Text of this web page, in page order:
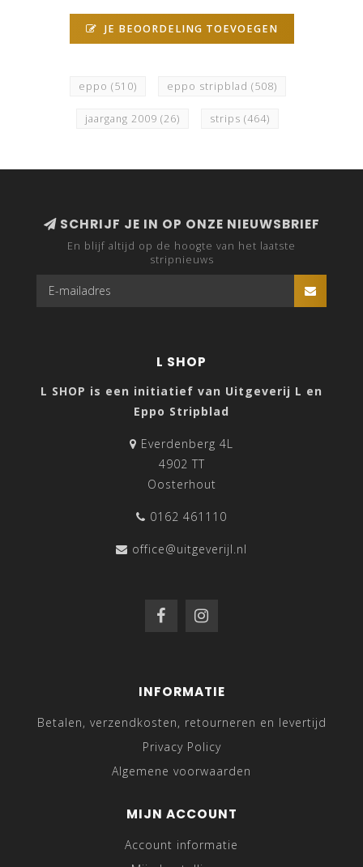
JE BEOORDELING TOEVOEGEN
eppo (510) eppo stripblad (508)
jaargang 2009 (26) strips (464)
SCHRIJF JE IN OP ONZE NIEUWSBRIEF
En blijf altijd op de hoogte van het laatste
stripnieuws
L SHOP
L SHOP is een initiatief van Uitgeverij L en
Eppo Stripblad
Everdenberg 4L
4902 TT
Oosterhout
0162 461110
office@uitgeverijl.nl
INFORMATIE
Betalen, verzendkosten, retourneren en levertijd
Privacy Policy
Algemene voorwaarden
MIJN ACCOUNT
Account informatie